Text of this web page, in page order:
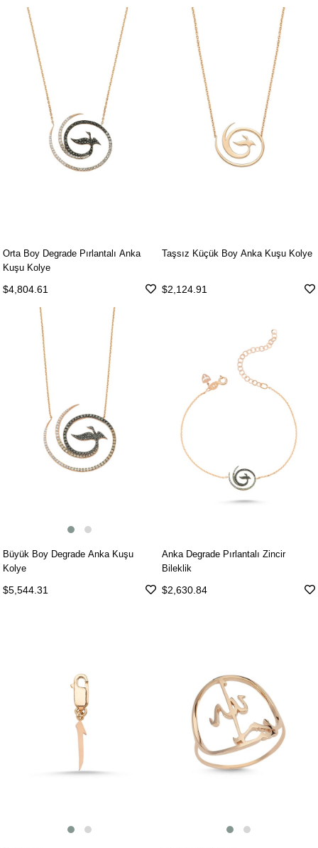
Orta Boy Degrade Pırlantalı Anka
Kuşu Kolye
$4,804.61
Taşsız Küçük Boy Anka Kuşu Kolye
$2,124.91
Büyük Boy Degrade Anka Kuşu
Kolye
$5,544.31
Anka Degrade Pırlantalı Zincir
Bileklik
$2,630.84